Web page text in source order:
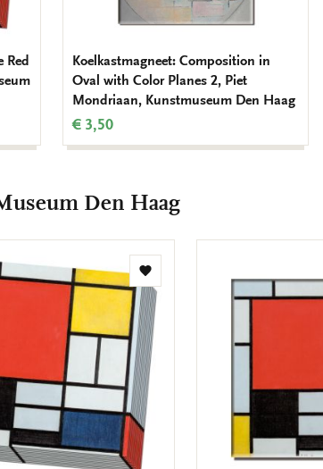
Red
Koelkastmagneet: Composition in
Oval with Color Planes 2, Piet
Mondriaan, Kunstmuseum Den Haag
€ 3,50
Den Haag
Toevoegen
aan
verlanglijst